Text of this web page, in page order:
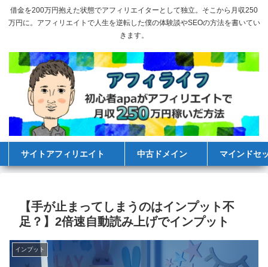
借金を200万円抱えた状態でアフィリエイターとして独立。そこから月収250
万円に。アフィリエイトで人生を逆転した僕の体験談やSEOの方法を書いてい
きます。
サイトアフィリエイト 中古ドメイン マインドセ
【手が止まってしまうのはインプット不
足？】2倍速自動読み上げでインプット
インプット